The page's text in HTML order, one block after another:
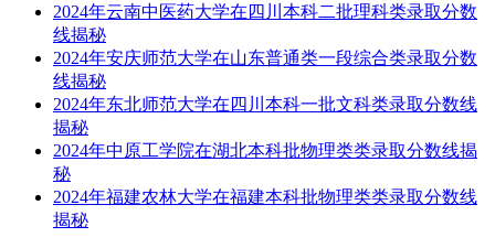
2024年云南中医药大学在四川本科二批理科类录取分数
线揭秘
2024年安庆师范大学在山东普通类一段综合类录取分数
线揭秘
2024年东北师范大学在四川本科一批文科类录取分数线
揭秘
2024年中原工学院在湖北本科批物理类类录取分数线揭
秘
2024年福建农林大学在福建本科批物理类类录取分数线
揭秘